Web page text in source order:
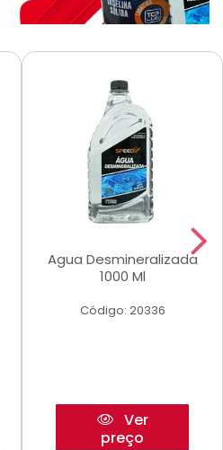
Agua Desmineralizada
1000 Ml
Código: 20336
Ver
preço